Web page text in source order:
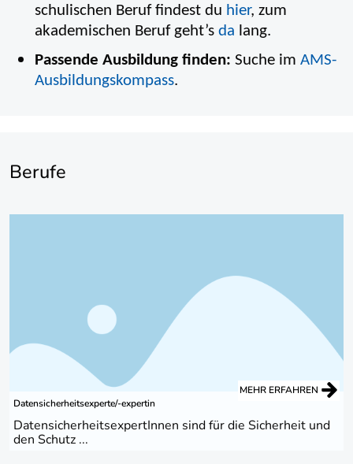
schulischen Beruf findest du hier, zum
akademischen Beruf geht’s da lang.
Passende Ausbildung finden: Suche im AMS-
Ausbildungskompass.
Berufe
Datensicherheitsexperte/-expertin
DatensicherheitsexpertInnen sind für die Sicherheit und
den Schutz ...
MEHR ERFAHREN